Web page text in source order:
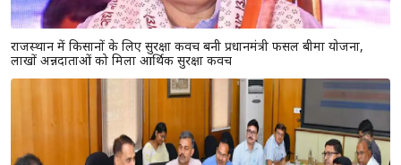
राजस्थान में किसानों के लिए सुरक्षा कवच बनी प्रधानमंत्री फसल बीमा योजना,
लाखों अन्नदाताओं को मिला आर्थिक सुरक्षा कवच